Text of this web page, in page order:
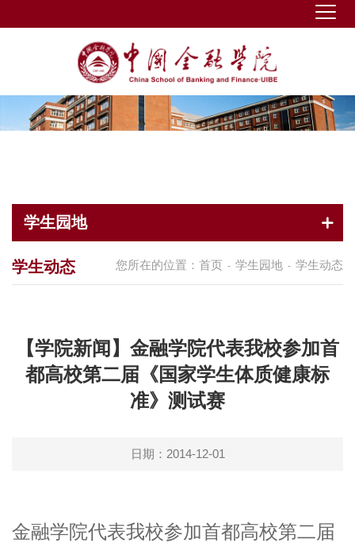
学生园地
您所在的位置： 首页 - 学生园地 - 学生动态
学生动态
【学院新闻】金融学院代表我校参加首
都高校第二届《国家学生体质健康标
准》测试赛
日期：2014-12-01
金融学院代表我校参加首都高校第二届